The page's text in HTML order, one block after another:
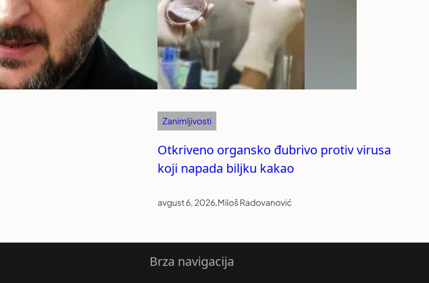
Zanimljivosti
Otkriveno organsko đubrivo protiv virusa
koji napada biljku kakao
avgust 6, 2026.Miloš Radovanović
Brza navigacija